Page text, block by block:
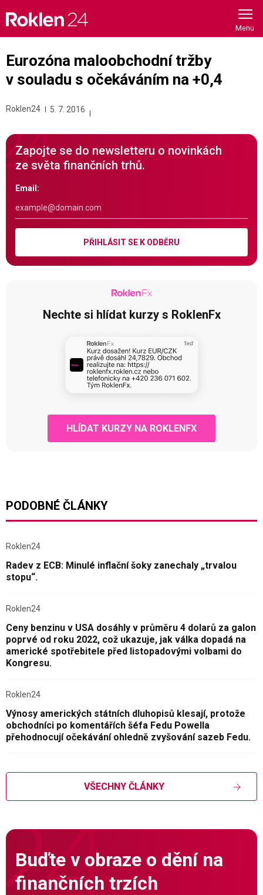
content
Eurozóna maloobchodní tržby
v souladu s očekáváním na +0,4
Roklen24 5. 7. 2016
Zapojte se do newsletteru o novinkách
ze světa finančních trhů.
Email:
PŘIHLÁSIT SE K ODBĚRU
Nechte si hlídat kurzy s RoklenFx
HLÍDAT KURZY NA ROKLENFX
PODOBNÉ ČLÁNKY
Roklen24
Radev z ECB: Minulé inflační šoky zanechaly „trvalou
stopu“.
Roklen24
Ceny benzinu v USA dosáhly v průměru 4 dolarů za galon
poprvé od roku 2022, což ukazuje, jak válka dopadá na
americké spotřebitele před listopadovými volbami do
Kongresu.
Roklen24
Výnosy amerických státních dluhopisů klesají, protože
obchodníci po komentářích šéfa Fedu Powella
přehodnocují očekávání ohledně zvyšování sazeb Fedu.
VŠECHNY ČLÁNKY
Buďte v obraze o dění na
finančních trzích